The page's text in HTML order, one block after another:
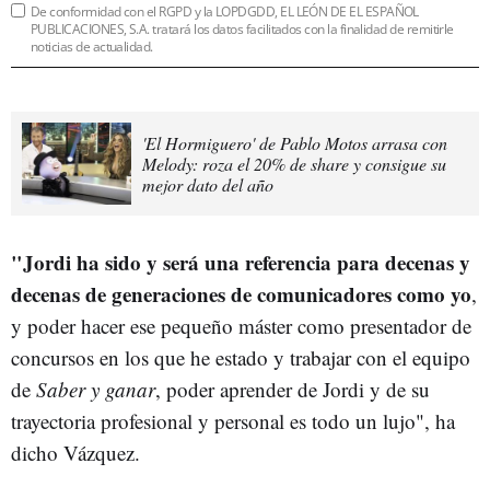
De conformidad con el RGPD y la LOPDGDD, EL LEÓN DE EL ESPAÑOL
PUBLICACIONES, S.A. tratará los datos facilitados con la finalidad de remitirle
noticias de actualidad.
'El Hormiguero' de Pablo Motos arrasa con
Melody: roza el 20% de share y consigue su
mejor dato del año
"Jordi ha sido y será una referencia para decenas y
decenas de generaciones de comunicadores como yo,
y poder hacer ese pequeño máster como presentador de
concursos en los que he estado y trabajar con el equipo
de Saber y ganar, poder aprender de Jordi y de su
trayectoria profesional y personal es todo un lujo", ha
dicho Vázquez.